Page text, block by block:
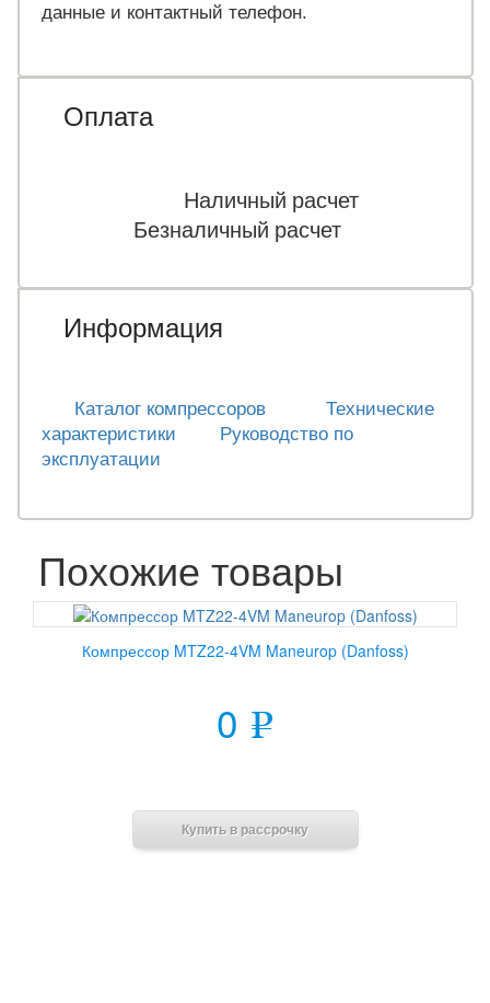
данные и контактный телефон.
Оплата
Наличный расчет
Безналичный расчет
Информация
Каталог компрессоров
Технические
характеристики
Руководство по
эксплуатации
Похожие товары
Компрессор MTZ22-4VM Maneurop (Danfoss)
0 e
Купить в рассрочку